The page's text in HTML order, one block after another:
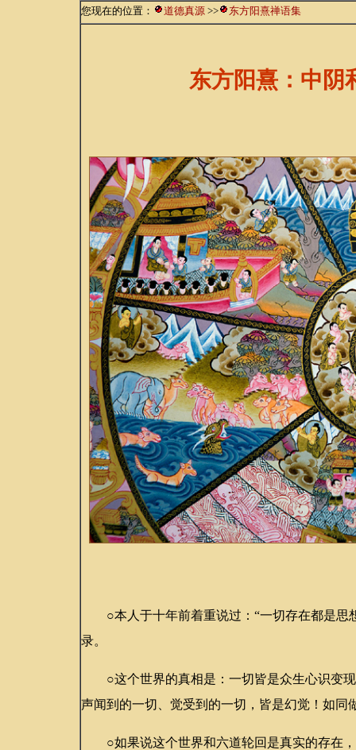
您现在的位置： 道德真源 >> 东方阳熹禅语集
东方阳熹：中阴
○本人于十年前着重说过：“一切存在都是思
录。
○这个世界的真相是：一切皆是众生心识变现
声闻到的一切、觉受到的一切，皆是幻觉！如同
○如果说这个世界和六道轮回是真实的存在，